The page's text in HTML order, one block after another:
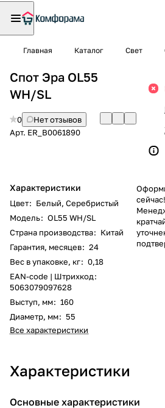
Главная Каталог Свет
Спот Эра OL55
WH/SL
0
Нет отзывов
Арт. ER_B0061890
Характеристики
Цвет: Белый, Серебристый
Модель: OL55 WH/SL
Страна производства: Китай
Гарантия, месяцев: 24
Вес в упаковке, кг: 0,18
EAN-code | Штрихкод:
5063079097628
Выступ, мм: 160
Диаметр, мм: 55
Все характеристики
сейчас!
Характеристики
Основные характеристики